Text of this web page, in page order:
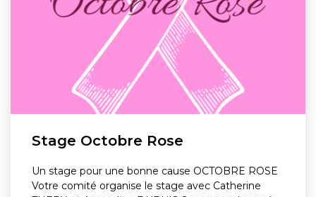
Stage Octobre Rose
Un stage pour une bonne cause OCTOBRE ROSE
Votre comité organise le stage avec Catherine